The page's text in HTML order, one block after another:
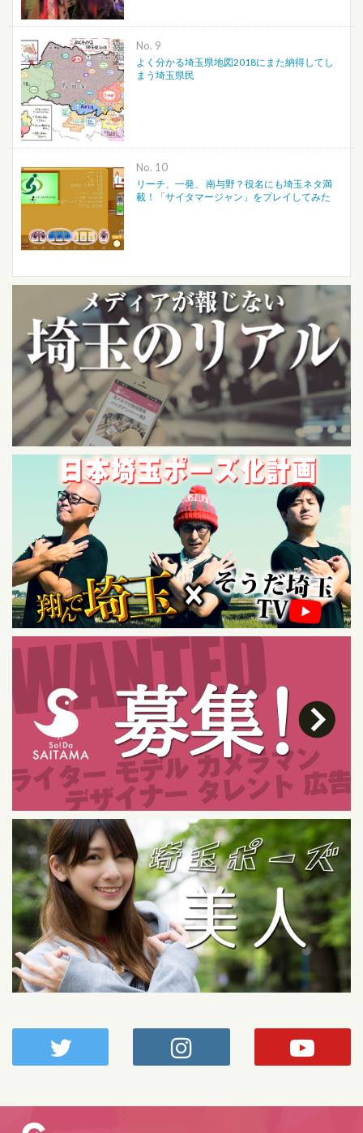
No.
よく分かる埼玉県地図2018にまた納得してし
まう埼玉県民
No.
リーチ、一発、 南与野？役名にも埼玉ネタ満
載！「サイタマージャン」をプレイしてみた